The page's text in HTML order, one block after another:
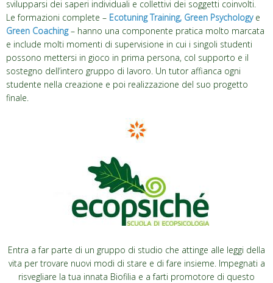
svilupparsi dei saperi individuali e collettivi dei soggetti coinvolti.
Le formazioni complete – Ecotuning Training, Green Psychologye
Green Coaching– hanno una componente pratica molto marcata
e include molti momenti di supervisione in cui i singoli studenti
possono mettersi in gioco in prima persona, col supporto e il
sostegno dell’intero gruppo di lavoro. Un tutor affianca ogni
studente nella creazione e poi realizzazione del suo progetto
finale.
Entra a far parte di un gruppo di studio che attinge alle leggi della
vita per trovare nuovi modi di stare e di fare insieme. Impegnati a
risvegliare la tua innata Biofilia e a farti promotore di questo